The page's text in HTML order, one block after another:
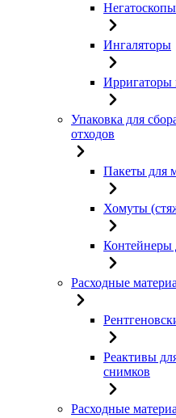
Негатоскопы
Ингаляторы
Ирригаторы
Упаковка для
отходов
Пакеты для
Хомуты
Контейнеры
Расходные
Реактивы
снимков
Расходные